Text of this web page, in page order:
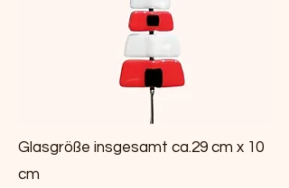
Glasgröße insgesamt ca.29 cm x 10
cm